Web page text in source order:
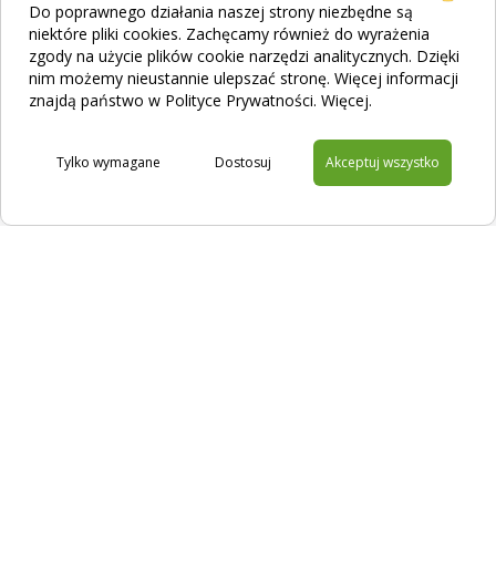
Do poprawnego działania naszej strony niezbędne są
niektóre pliki cookies. Zachęcamy również do wyrażenia
zgody na użycie plików cookie narzędzi analitycznych. Dzięki
nim możemy nieustannie ulepszać stronę. Więcej informacji
znajdą państwo w Polityce Prywatności. Więcej.
Dostosuj
Tylko wymagane Akceptuj wszystko